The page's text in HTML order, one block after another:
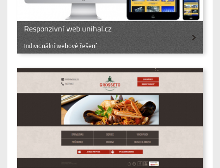
Responzivní web unihal.cz
Individuální webové řešení